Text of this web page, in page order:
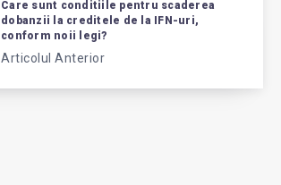
Care sunt conditiile pentru scaderea
dobanzii la creditele de la IFN-uri,
conform noii legi?
Articolul Anterior